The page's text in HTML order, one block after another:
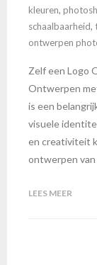
kleuren,
schaalbaarheid,
ontwerpen
Zelf een Logo
Ontwerpen
is een
visuele
en creativiteit
ontwerpen van
LEES MEER